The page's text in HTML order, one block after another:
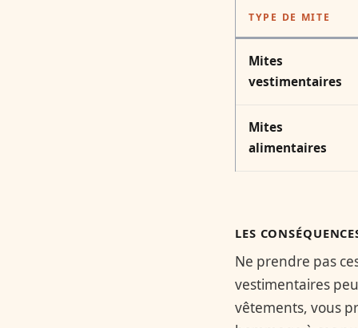
TYPE DE MITE
Mites
vestimentaires
Mites
alimentaires
LES
Ne prendre pas
vestimentaires
vêtements, vous